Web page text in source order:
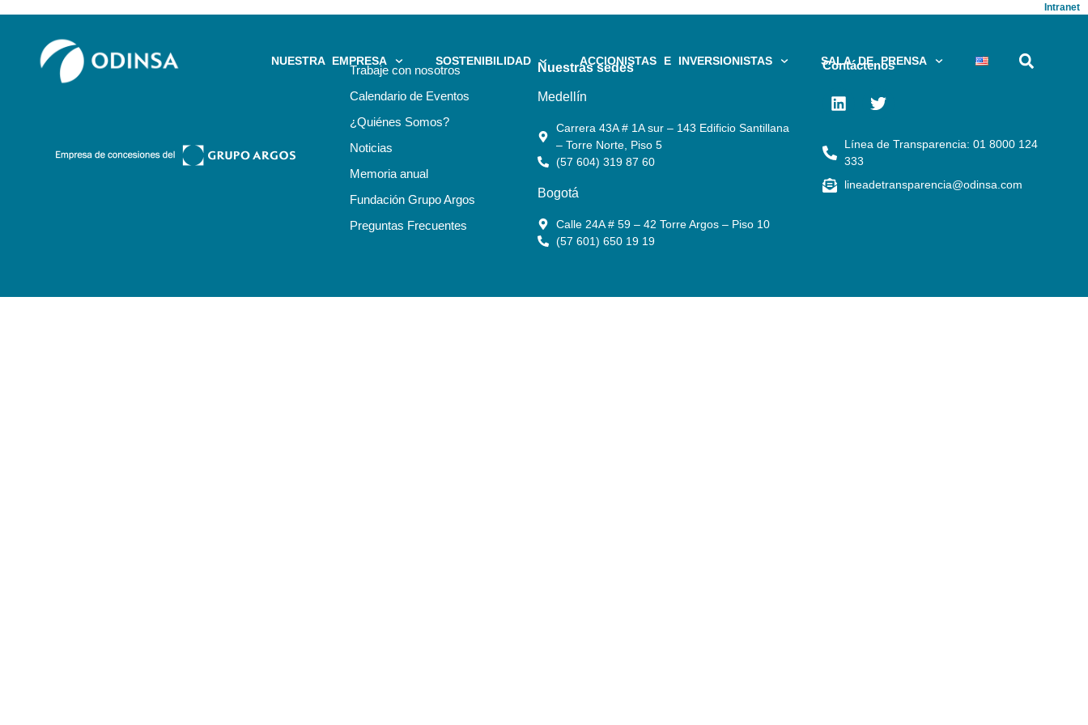
Intranet
NUESTRA EMPRESA SOSTENIBILIDAD ACCIONISTAS E INVERSIONISTAS SALA DE PRENSA
Trabaje con nosotros
Calendario de Eventos
¿Quiénes Somos?
Noticias
Memoria anual
Fundación Grupo Argos
Preguntas Frecuentes
Nuestras sedes
Medellín
Carrera 43A # 1A sur – 143 Edificio Santillana
– Torre Norte, Piso 5
(57 604) 319 87 60
Bogotá
Calle 24A # 59 – 42 Torre Argos – Piso 10
(57 601) 650 19 19
Contáctenos
Línea de Transparencia: 01 8000 124
333
lineadetransparencia@odinsa.com